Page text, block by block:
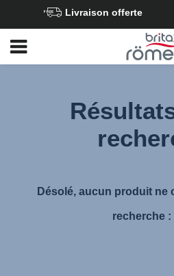
au
contenu
Livraison offerte
Désolé, aucun produit ne
recherche :